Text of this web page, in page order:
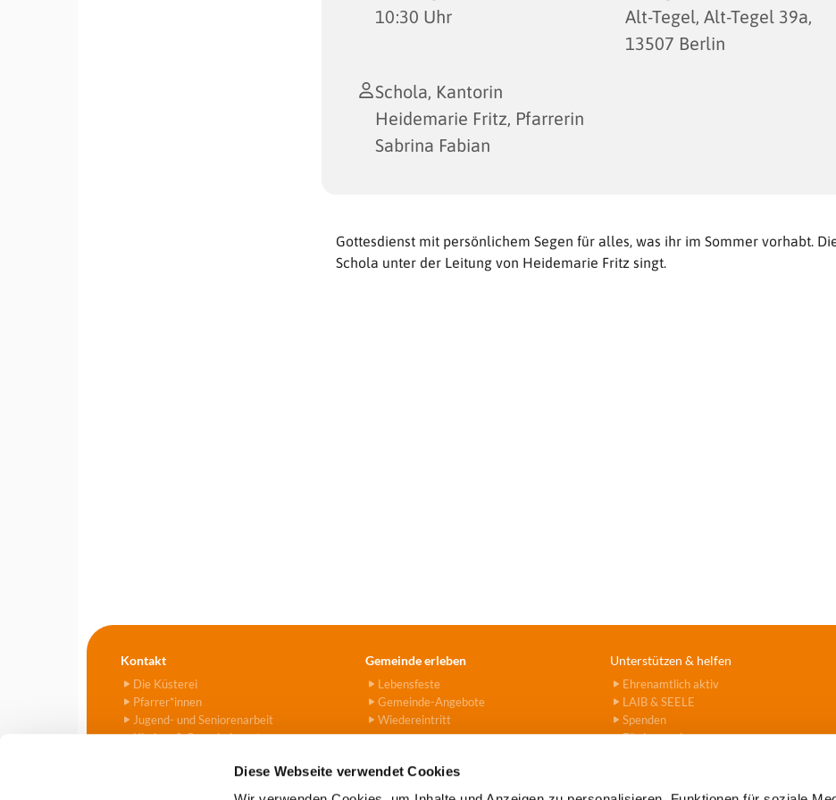
Diese Webseite verwendet Cookies
10:30 Uhr
Alt-Tegel, Alt-Tegel 39a,
13507 Berlin
Schola, Kantorin
Heidemarie Fritz, Pfarrerin
Sabrina Fabian
Gottesdienst mit persönlichem Segen für alles, was ihr im Sommer vorhabt.
Schola unter der Leitung von Heidemarie Fritz singt.
Kontakt
Die Küsterei
Pfarrer*innen
Jugend- und Seniorenarbeit
Kirchen & Gemeindezentren
Gemeinde erleben
Lebensfeste
Gemeinde-Angebote
Wiedereintritt
Unterstützen & helfen
Ehrenamtlich aktiv
LAIB & SEELE
Spenden
Fördervereine